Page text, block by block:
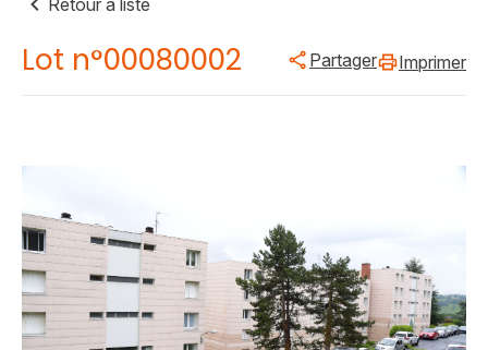
Retour à liste
Lot n°00080002 Partager Imprimer